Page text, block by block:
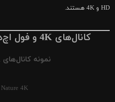
HD و 4K هستند.
کانال‌های 4K و فول اچ‌دی با کیفیت واقعی
نمونه کانال‌های 4K محبوب:
4K